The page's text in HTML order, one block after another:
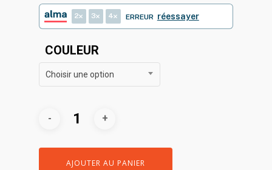
85,00€.59,00€.
2 3 4 ERREUR réessayer
COULEUR
Choisir une option
AJOUTER AU PANIER